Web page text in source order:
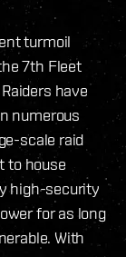
turmoil
7th Fleet
have
numerous
scale raid
to house
high-security
for as long
With